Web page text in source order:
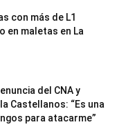
con más de L1
en maletas en La
del CNA y
Castellanos: “Es una
para atacarme”